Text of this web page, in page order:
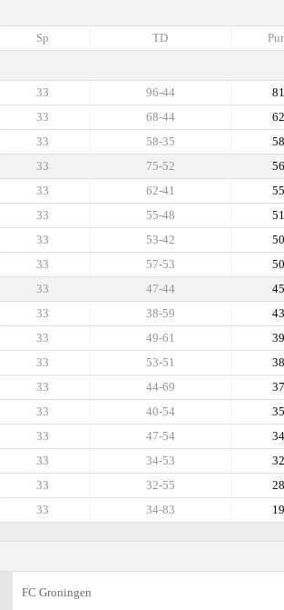
TD
Sp
81
96-44
33
62
68-44
33
58
58-35
33
56
75-52
33
55
62-41
33
51
55-48
33
50
53-42
33
50
57-53
33
45
47-44
33
43
38-59
33
39
49-61
33
38
53-51
33
37
44-69
33
35
40-54
33
34
47-54
33
32
34-53
33
28
32-55
33
19
34-83
33
FC Groningen